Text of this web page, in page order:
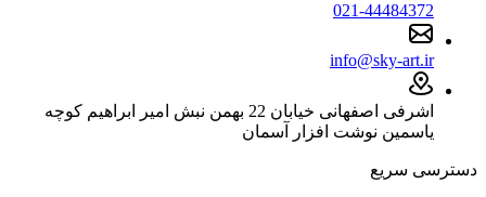
021-44484372
info@sky-art.ir
اشرفی اصفهانی خیابان 22 بهمن نبش امیر ابراهیم کوچه
یاسمین نوشت افزار آسمان
دسترسی سریع